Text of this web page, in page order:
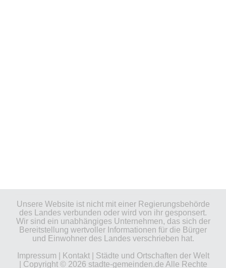
Unsere Website ist nicht mit einer Regierungsbehörde
des Landes verbunden oder wird von ihr gesponsert.
Wir sind ein unabhängiges Unternehmen, das sich der
Bereitstellung wertvoller Informationen für die Bürger
und Einwohner des Landes verschrieben hat.
Impressum
Kontakt| Städte und Ortschaften der Welt
| Copyright © 2026 stadte-gemeinden.de Alle Rechte